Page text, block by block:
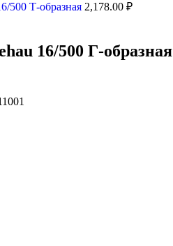
500 Т-образная 2,178.00 ₽
16/500 Г-образная